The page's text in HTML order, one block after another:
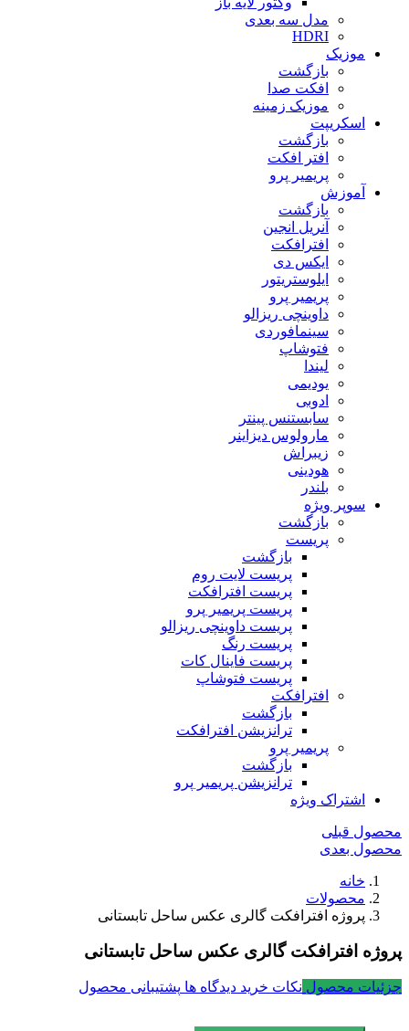
مدل سه بعدی
HDRI
موزیک
بازگشت
افکت صدا
موزیک زمینه
اسکریپت
بازگشت
افتر افکت
پریمیر پرو
آموزش
بازگشت
آنریل انجین
افترافکت
ایکس دی
ایلوستریتور
پریمیر پرو
داوینچی ریزالو
سینمافوردی
فتوشاپ
لیندا
یودیمی
ادوبی
سابستنس پینتر
مارولوس دیزاینر
زیبراش
هودینی
بلندر
سوپر ویژه
بازگشت
پریست
بازگشت
پریست لایت روم
پریست افترافکت
پریست پریمیر پرو
پریست داوینچی ریزالو
پریست رنگ
پریست فاینال کات
پریست فتوشاپ
افترافکت
بازگشت
ترانزیشن افترافکت
پریمیر پرو
بازگشت
ترانزیشن پریمیر پرو
اشتراک ویژه
محصول قبلی
محصول بعدی
خانه
محصولات
پروژه افترافکت گالری عکس ساحل تابستانی
پروژه افترافکت گالری عکس ساحل تابستانی
جزئیات محصول نکات خرید دیدگاه ها پشتیبانی محصول